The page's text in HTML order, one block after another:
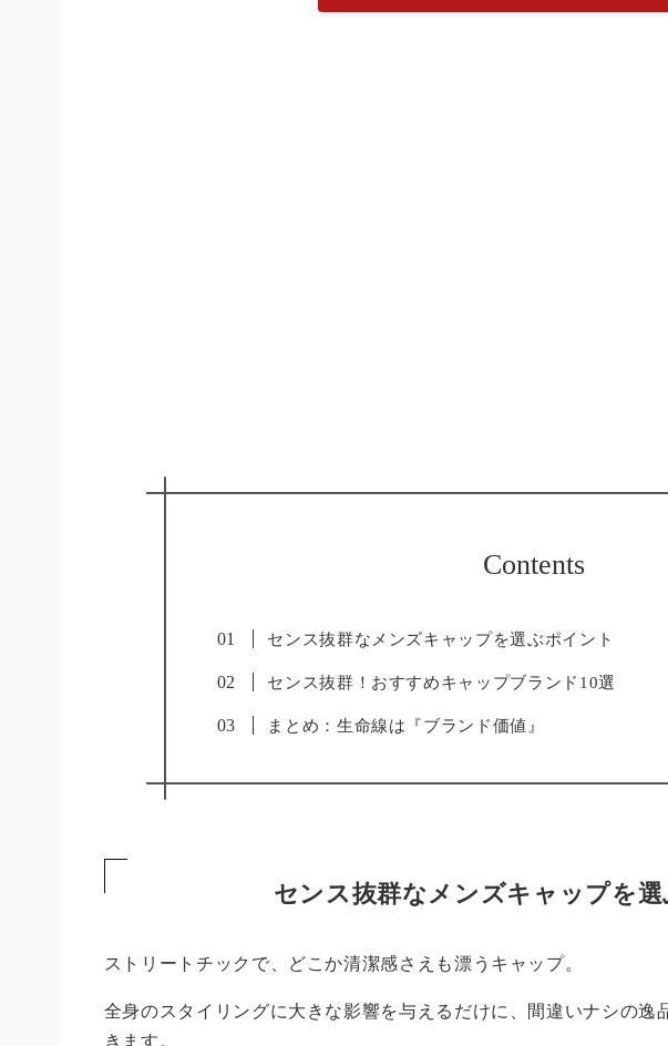
Contents
センス抜群なメンズキャップを選ぶポイント
センス抜群！おすすめキャップブランド10選
まとめ：生命線は『ブランド価値』
センス抜群なメンズキャップを選
ストリートチックで、どこか清潔感さえも漂うキャップ。
全身のスタイリングに大きな影響を与えるだけに、間違いナシの逸
きます。